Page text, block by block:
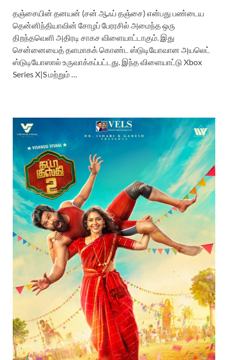
தஞ்சையின் தனயன் (சன் ஆஃப் தஞ்சை) என்பது பண்டைய
தென்னிந்தியாவின் சோழப் பேரரசில் அமைந்த ஒரு
திறந்தவெளி அதிரடி சாகச விளையாட்டாகும். இது
சென்னையைத் தளமாகக் கொண்ட ஸ்டுடியோவான அயலெட்
ஸ்டுடியோஸால் உருவாக்கப்பட்டது. இந்த விளையாட்டு Xbox
Series X|S மற்றும் …